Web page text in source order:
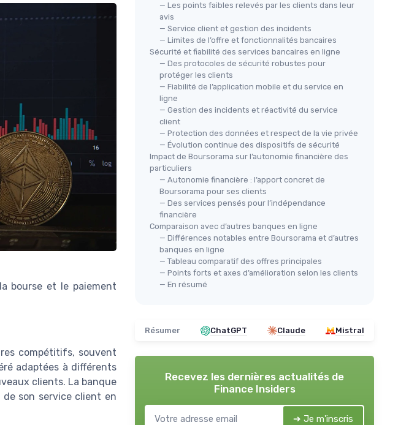
bourse et le paiement
compétitifs, souvent
adaptées à différents
clients. La banque
son service client en
— Les points faibles relevés par les clients dans leur
avis
— Service client et gestion des incidents
— Limites de l’offre et fonctionnalités bancaires
Sécurité et fiabilité des services bancaires en ligne
— Des protocoles de sécurité robustes pour
protéger les clients
— Fiabilité de l’application mobile et du service en
ligne
— Gestion des incidents et réactivité du service
client
— Protection des données et respect de la vie privée
— Évolution continue des dispositifs de sécurité
Impact de Boursorama sur l’autonomie financière des
particuliers
— Autonomie financière : l’apport concret de
Boursorama pour ses clients
— Des services pensés pour l’indépendance
financière
Comparaison avec d’autres banques en ligne
— Différences notables entre Boursorama et d’autres
banques en ligne
— Tableau comparatif des offres principales
— Points forts et axes d’amélioration selon les clients
— En résumé
Résumer ChatGPT Claude Mistral
Recevez les dernières actualités de
Finance Insiders
➔ Je m'inscris